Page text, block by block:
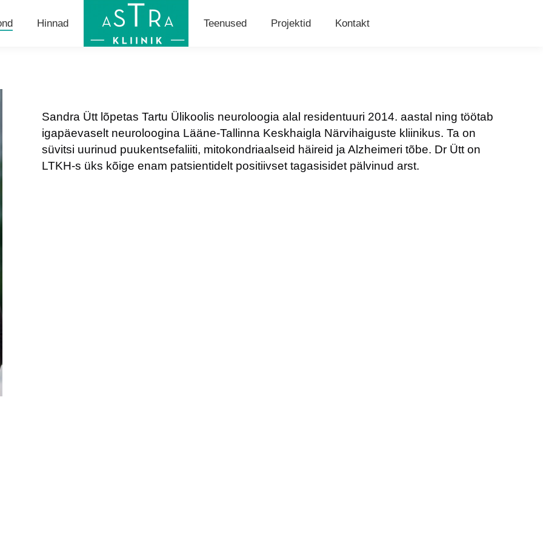
Hinnad Teenused Projektid Kontakt
Sandra Ütt lõpetas Tartu Ülikoolis neuroloogia alal residentuuri 2014. aastal ning töötab
igapäevaselt neuroloogina Lääne-Tallinna Keskhaigla Närvihaiguste kliinikus. Ta on
süvitsi uurinud puukentsefaliiti, mitokondriaalseid häireid ja Alzheimeri tõbe. Dr Ütt on
LTKH-s üks kõige enam patsientidelt positiivset tagasisidet pälvinud arst.
Hinnad Teenused Projektid Kontakt